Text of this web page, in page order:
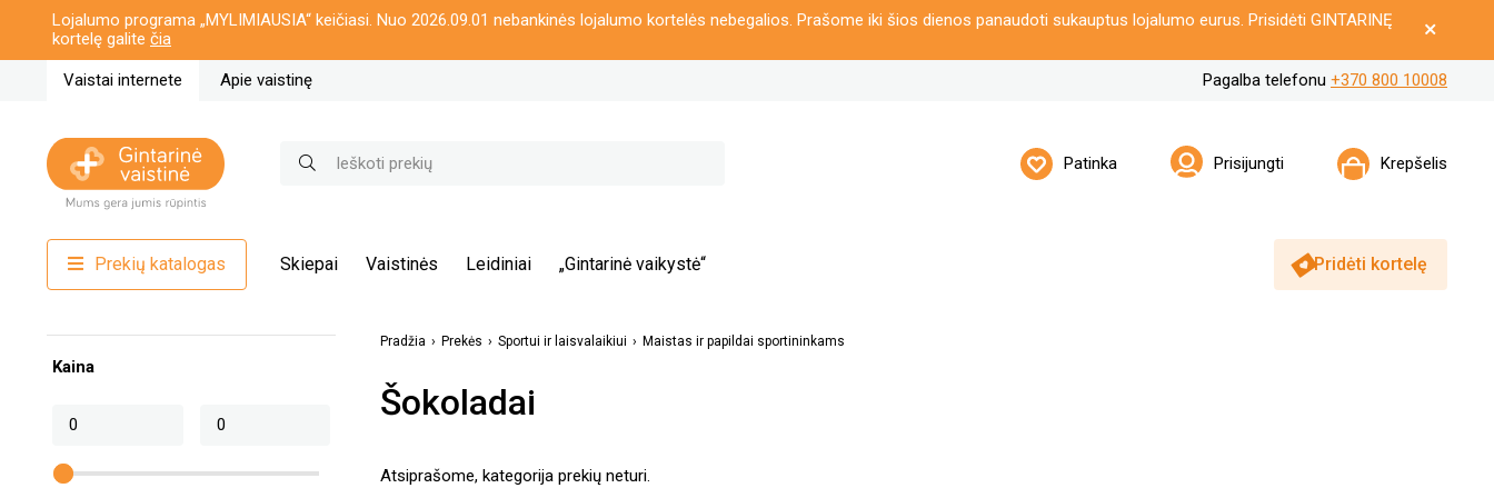
Lojalumo programa „MYLIMIAUSIA“ keičiasi. Nuo 2026.09.01 nebankinės lojalumo kortelės nebegalios. Prašome iki šios dienos panaudoti sukauptus lojalumo eurus. Prisidėti GINTARINĘ
kortelę galite čia
Vaistai internete Apie vaistinę Pagalba telefonu +370 800 10008
Patinka Prisijungti Krepšelis
Prekių katalogas Skiepai Vaistinės Leidiniai „Gintarinė vaikystė“ Pridėti kortelę
Kaina
Pradžia Prekės Sportui ir laisvalaikiui Maistas ir papildai sportininkams
Šokoladai
Atsiprašome, kategorija prekių neturi.